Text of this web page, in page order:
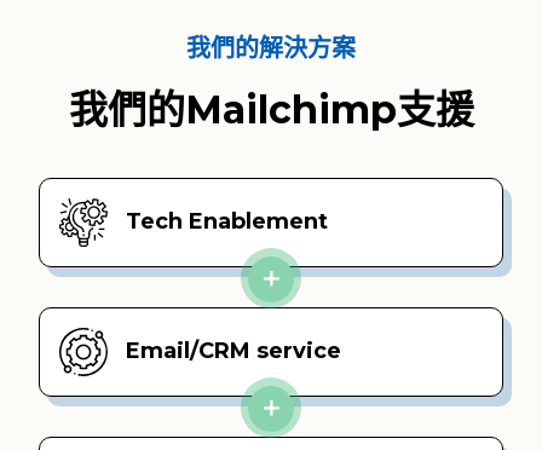
我們的解決方案
我們的Mailchimp支援
Tech Enablement
Email/CRM service